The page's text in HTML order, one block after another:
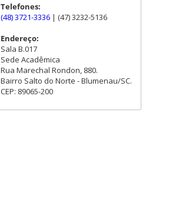
Telefones:
(48) 3721-3336 | (47) 3232-5136
Endereço:
Sala B.017
Sede Acadêmica
Rua Marechal Rondon, 880.
Bairro Salto do Norte - Blumenau/SC.
CEP: 89065-200